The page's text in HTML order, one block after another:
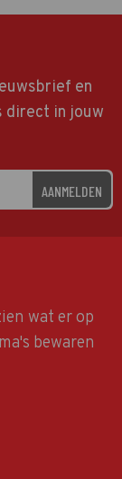
en
direct in jouw
AANMELDEN
wat er op
bewaren